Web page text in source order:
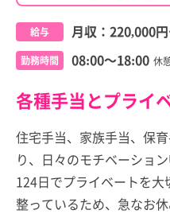
給与 月収： 220,000円
勤務時間 08:00～18:00 休
各種手当とプライ
住宅手当、家族手当、保
り、日々のモチベーショ
124日でプライベートを
整っているため、急なお休